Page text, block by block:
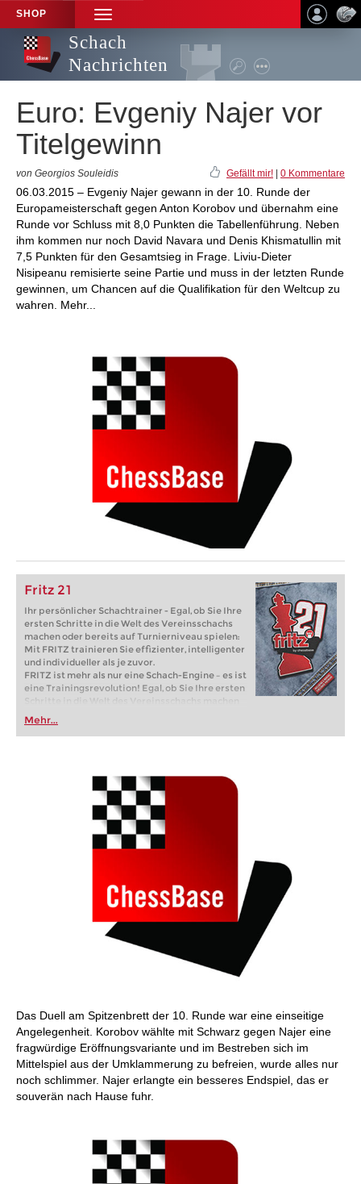
SHOP
TOGGLE
NAVIGATION
Schach
Nachrichten
Euro: Evgeniy Najer vor
Titelgewinn
von Georgios Souleidis Gefällt mir! 0 Kommentare
06.03.2015 – Evgeniy Najer gewann in der 10. Runde der
Europameisterschaft gegen Anton Korobov und übernahm eine
Runde vor Schluss mit 8,0 Punkten die Tabellenführung. Neben
ihm kommen nur noch David Navara und Denis Khismatullin mit
7,5 Punkten für den Gesamtsieg in Frage. Liviu-Dieter
Nisipeanu remisierte seine Partie und muss in der letzten Runde
gewinnen, um Chancen auf die Qualifikation für den Weltcup zu
wahren. Mehr...
Fritz 21
Ihr persönlicher Schachtrainer - Egal, ob Sie Ihre
ersten Schritte in die Welt des Vereinsschachs
machen oder bereits auf Turnierniveau spielen:
Mit FRITZ trainieren Sie effizienter, intelligenter
und individueller als je zuvor.
FRITZ ist mehr als nur eine Schach-Engine – es ist
eine Trainingsrevolution! Egal, ob Sie Ihre ersten
Schritte in die Welt des Vereinsschachs machen
oder bereits auf Turnierniveau spielen: Mit
FRITZ trainieren Sie effizienter, intelligenter und
individueller als je zuvor.
Mehr...
Das Duell am Spitzenbrett der 10. Runde war eine einseitige
Angelegenheit. Korobov wählte mit Schwarz gegen Najer eine
fragwürdige Eröffnungsvariante und im Bestreben sich im
Mittelspiel aus der Umklammerung zu befreien, wurde alles nur
noch schlimmer. Najer erlangte ein besseres Endspiel, das er
souverän nach Hause fuhr.